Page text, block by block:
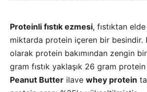
Proteinli fıstık ezmesi, fıstıktan
miktarda protein içeren bir besindir.
olarak protein bakımından zengin
gram fıstık yaklaşık 26 gram
Peanut Butter ilave whey protein